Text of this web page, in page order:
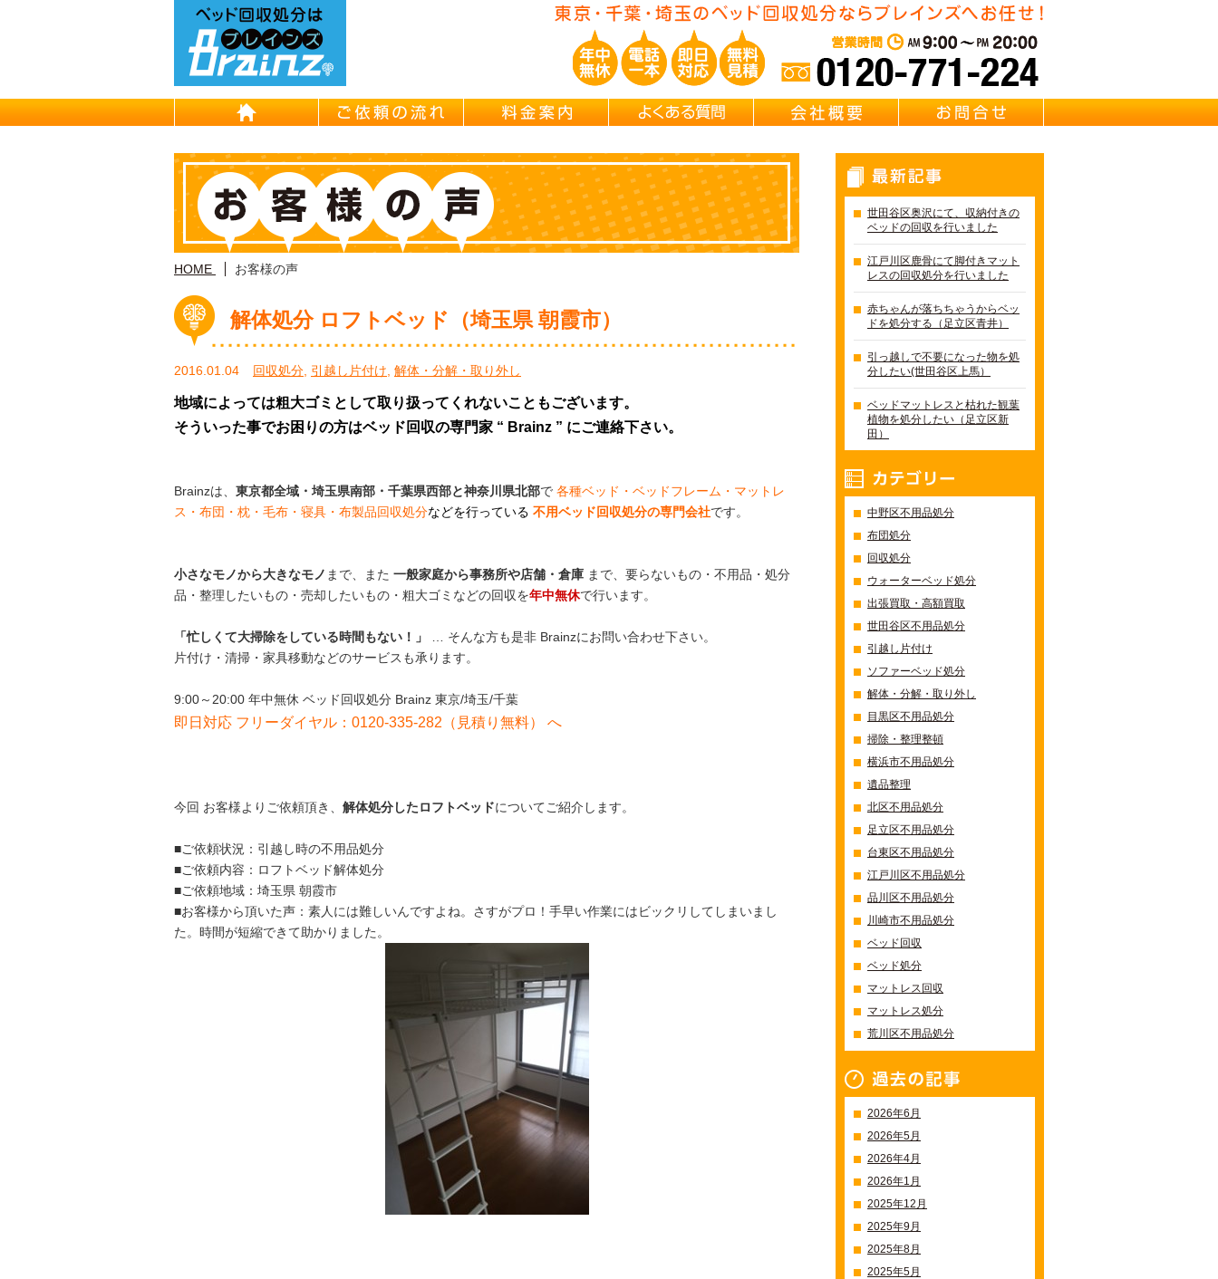
HOME ご依頼の流れ 料金案内 よくある質問 会社概要
HOME お客様の声
解体処分 ロフトベッド（埼玉県 朝霞市）
2016.01.04 回収処分 引越し片付け 解体・分解・取り外し
地域によっては粗大ゴミとして取り扱ってくれないこともございます。
そういった事でお困りの方はベッド回収の専門家 “ Brainz ” にご連絡下さい。
Brainzは、 東京都全域・埼玉県南部・千葉県西部と神奈川県北部で 各種ベッド・ベッドフレーム・マットレ
ス・布団・枕・毛布・寝具・布製品回収処分などを行っている 不用ベッド回収処分の専門会社です。
小さなモノから大きなモノ まで、また 一般家庭から事務所や店舗・倉庫 まで、要らないもの・不用品・処分
品・整理したいもの・売却したいもの・粗大ゴミなどの回収を年中無休で行います。
「忙しくて大掃除をしている時間もない！」
… そんな方も是非 Brainzにお問い合わせ下さい。
片付け・清掃・家具移動などのサービスも承ります。
9:00～20:00 年中無休 ベッド回収処分 Brainz 東京/埼玉/千葉
即日対応 フリーダイヤル：0120-335-282（見積り無料） へ
今回 お客様よりご依頼頂き、 解体処分したロフトベッドについてご紹介します。
■ご依頼状況：引越し時の不用品処分
■ご依頼内容：ロフトベッド解体処分
■ご依頼地域：埼玉県 朝霞市
■お客様から頂いた声：素人には難しいんですよね。さすがプロ！手早い作業にはビックリしてしまいまし
た。時間が短縮できて助かりました。
世田谷区奥沢にて、収納付きの
ベッドの回収を行いました
江戸川区鹿骨にて脚付きマット
レスの回収処分を行いました
赤ちゃんが落ちちゃうからベッ
ドを処分する（足立区青井）
引っ越しで不要になった物を処
分したい(世田谷区上馬）
ベッドマットレスと枯れた観葉
植物を処分したい（足立区新
田）
中野区不用品処分
布団処分
回収処分
ウォーターベッド処分
出張買取・高額買取
世田谷区不用品処分
引越し片付け
ソファーベッド処分
解体・分解・取り外し
目黒区不用品処分
掃除・整理整頓
横浜市不用品処分
遺品整理
北区不用品処分
足立区不用品処分
台東区不用品処分
江戸川区不用品処分
品川区不用品処分
川崎市不用品処分
ベッド回収
ベッド処分
マットレス回収
マットレス処分
荒川区不用品処分
2026年6月
2026年5月
2026年4月
2026年1月
2025年12月
2025年9月
2025年8月
2025年5月